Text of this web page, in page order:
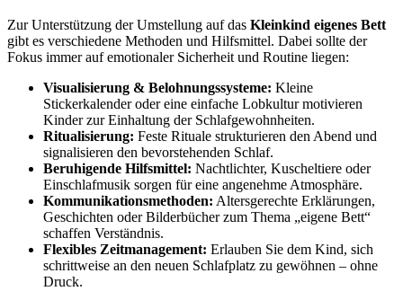
Zur Unterstützung der Umstellung auf das Kleinkind eigenes Bett
gibt es verschiedene Methoden und Hilfsmittel. Dabei sollte der
Fokus immer auf emotionaler Sicherheit und Routine liegen:
Visualisierung & Belohnungssysteme: Kleine
Stickerkalender oder eine einfache Lobkultur motivieren
Kinder zur Einhaltung der Schlafgewohnheiten.
Ritualisierung: Feste Rituale strukturieren den Abend und
signalisieren den bevorstehenden Schlaf.
Beruhigende Hilfsmittel: Nachtlichter, Kuscheltiere oder
Einschlafmusik sorgen für eine angenehme Atmosphäre.
Kommunikationsmethoden: Altersgerechte Erklärungen,
Geschichten oder Bilderbücher zum Thema „eigene Bett“
schaffen Verständnis.
Flexibles Zeitmanagement: Erlauben Sie dem Kind, sich
schrittweise an den neuen Schlafplatz zu gewöhnen – ohne
Druck.